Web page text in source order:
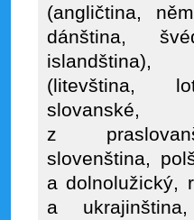
(angličtina,
dánština,
islandština),
(litevština,
slovanské,
z
slovenština,
a dolnolužický,
a